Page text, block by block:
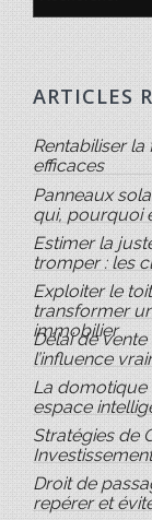
ARTICLES
Rentabiliser
efficaces
Panneaux
qui, pourquoi
Estimer la
tromper : les
Exploiter le
transformer
immobilier
Délai de
l’influence
La domotique
espace
Stratégies de
Droit de
repérer et